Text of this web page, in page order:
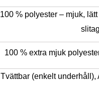
100 % polyester – mjuk,
100 % extra mjuk
Tvättbar (enkelt